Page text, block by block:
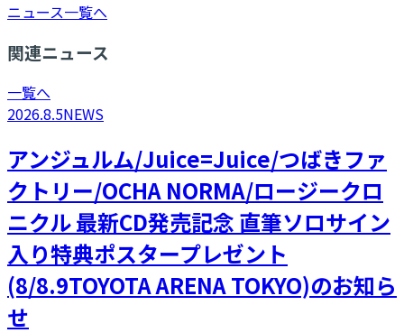
ニュース一覧へ
関連ニュース
一覧へ
2026.8.5NEWS
アンジュルム/Juice=Juice/つばきファ
クトリー/OCHA NORMA/ロージークロ
ニクル 最新CD発売記念 直筆ソロサイン
入り特典ポスタープレゼント
(8/8.9TOYOTA ARENA TOKYO)のお知ら
せ